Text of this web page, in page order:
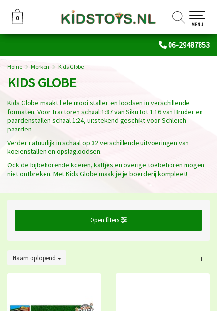
06-29487853
0
0
MENU
Home Merken Kids Globe
KIDS GLOBE
Kids Globe maakt hele mooi stallen en loodsen in verschillende
formaten. Voor tractoren schaal 1:87 van Siku tot 1:16 van Bruder en
paardenstallen schaal 1:24, uitstekend geschikt voor Schleich
paarden.
Verder natuurlijk in schaal op 32 verschillende uitvoeringen van
koeienstallen en opslagloodsen.
Ook de bijbehorende koeien, kalfjes en overige toebehoren mogen
niet ontbreken. Met Kids Globe maak je je boerderij kompleet!
Open filters
Naam oplopend 1